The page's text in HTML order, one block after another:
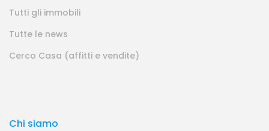
Tutti gli immobili
Tutte le news
Cerco Casa (affitti e vendite)
Chi siamo